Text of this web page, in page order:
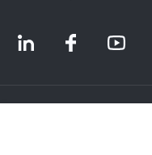
© 2024 Produttori cinesi di
batterie al litio | ACE Battery